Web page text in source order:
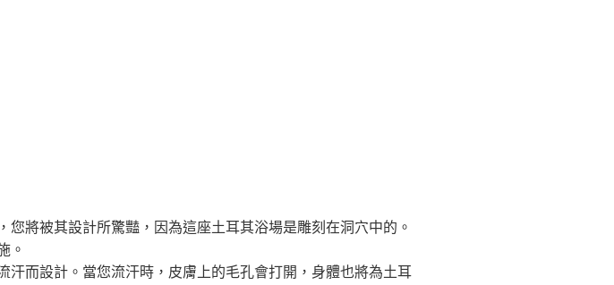
將被其設計所驚豔，因為這座土耳其浴場是雕刻在洞穴中的。
。
而設計。當您流汗時，皮膚上的毛孔會打開，身體也將為土耳